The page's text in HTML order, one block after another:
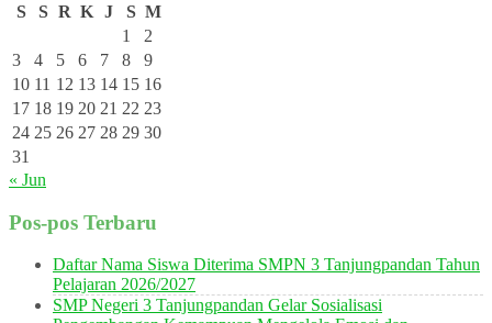
S
S R K J S M
1
2
3
4 5 6 7 8
9
10 11 12 13 14 15 16
17 18 19 20 21 22 23
24 25 26 27 28 29 30
31
« Jun
Pos-pos Terbaru
Daftar Nama Siswa Diterima SMPN 3 Tanjungpandan Tahun
Pelajaran 2026/2027
SMP Negeri 3 Tanjungpandan Gelar Sosialisasi